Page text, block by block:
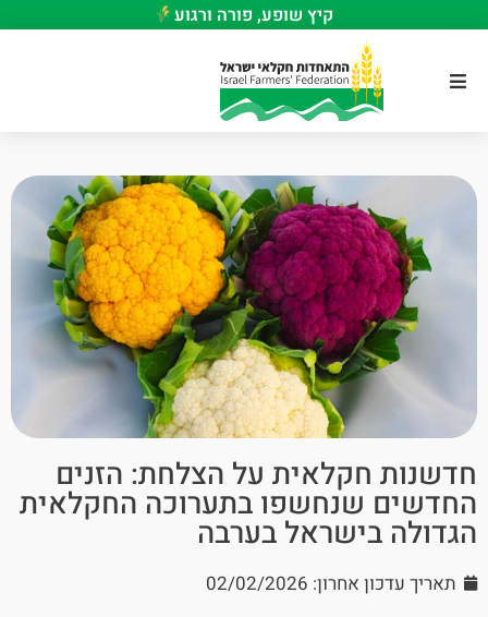
קיץ שופע, פורה ורגוע
חדשנות חקלאית על הצלחת: הזנים
החדשים שנחשפו בתערוכה החקלאית
הגדולה בישראל בערבה
תאריך עדכון אחרון: 02/02/2026